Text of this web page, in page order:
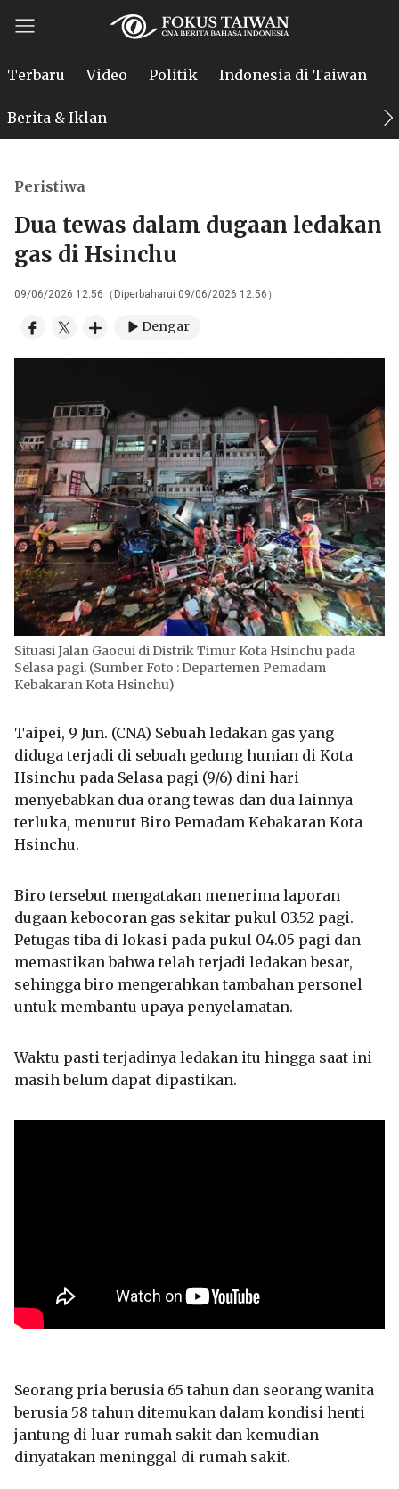
Terbaru Video Politik Indonesia di Taiwan
Berita & Iklan
Peristiwa
Dua tewas dalam dugaan ledakan
gas di Hsinchu
09/06/2026 12:56（Diperbaharui 09/06/2026 12:56）
Dengar
Situasi Jalan Gaocui di Distrik Timur Kota Hsinchu pada
Selasa pagi. (Sumber Foto : Departemen Pemadam
Kebakaran Kota Hsinchu)
Taipei, 9 Jun. (CNA) Sebuah ledakan gas yang
diduga terjadi di sebuah gedung hunian di Kota
Hsinchu pada Selasa pagi (9/6) dini hari
menyebabkan dua orang tewas dan dua lainnya
terluka, menurut Biro Pemadam Kebakaran Kota
Hsinchu.
Biro tersebut mengatakan menerima laporan
dugaan kebocoran gas sekitar pukul 03.52 pagi.
Petugas tiba di lokasi pada pukul 04.05 pagi dan
memastikan bahwa telah terjadi ledakan besar,
sehingga biro mengerahkan tambahan personel
untuk membantu upaya penyelamatan.
Waktu pasti terjadinya ledakan itu hingga saat ini
masih belum dapat dipastikan.
Seorang pria berusia 65 tahun dan seorang wanita
berusia 58 tahun ditemukan dalam kondisi henti
jantung di luar rumah sakit dan kemudian
dinyatakan meninggal di rumah sakit.